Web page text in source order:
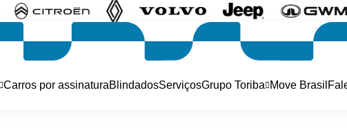
Carros por assinaturaBlindadosServiçosGrupo Toriba Move Brasil